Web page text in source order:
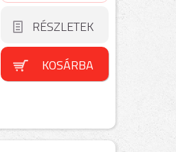
RÉSZLETEK
KOSÁRBA